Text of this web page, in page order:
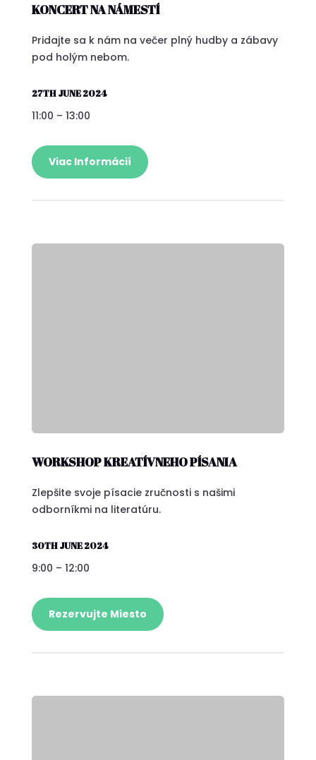
KONCERT NA NÁMESTÍ
Pridajte sa k nám na večer plný hudby a zábavy
pod holým nebom.
27TH JUNE 2024
11:00 – 13:00
Viac Informácií
WORKSHOP KREATÍVNEHO PÍSANIA
Zlepšite svoje písacie zručnosti s našimi
odborníkmi na literatúru.
30TH JUNE 2024
9:00 – 12:00
Rezervujte Miesto